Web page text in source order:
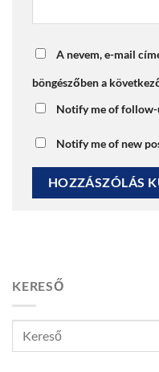
A nevem, e-mail
böngészőben a
Notify me of follow-
Notify me of new
KERESŐ